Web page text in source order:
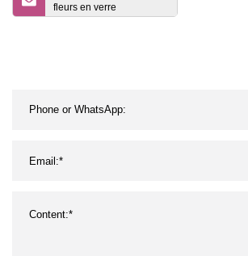
fleurs en verre